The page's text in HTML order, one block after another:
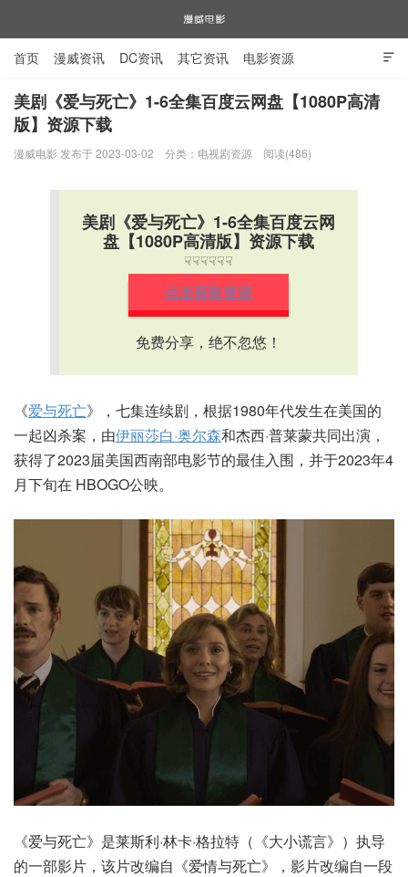
漫威电影

首页 漫威资讯 DC资讯 其它资讯 电影资源
电视剧资源 漫威图片
美剧《爱与死亡》1-6全集百度云网盘【1080P高清
版】资源下载
漫威电影 发布于 2023-03-02 分类： 电视剧资源 阅读(486)
美剧《爱与死亡》1-6全集百度云网
盘【1080P高清版】资源下载
☟☟☟☟☟☟
点击获取资源
免费分享，绝不忽悠！
《爱与死亡》，七集连续剧，根据1980年代发生在美国的
一起凶杀案，由伊丽莎白·奥尔森和杰西·普莱蒙共同出演，
获得了2023届美国西南部电影节的最佳入围，并于2023年4
月下旬在 HBOGO公映。
《爱与死亡》是莱斯利·林卡·格拉特（《大小谎言》）执导
的一部影片，该片改编自《爱情与死亡》，影片改编自一段